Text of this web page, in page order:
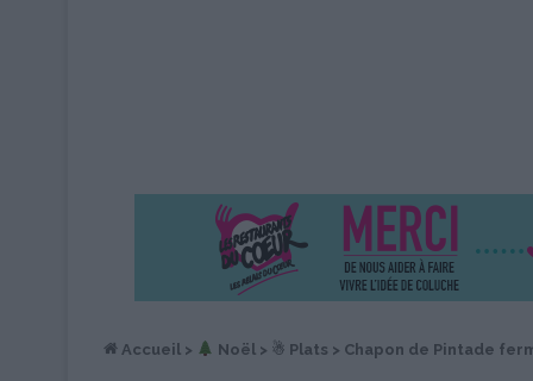
Accueil > ︎ Noël > ☃ Plats > Chapon de Pintade